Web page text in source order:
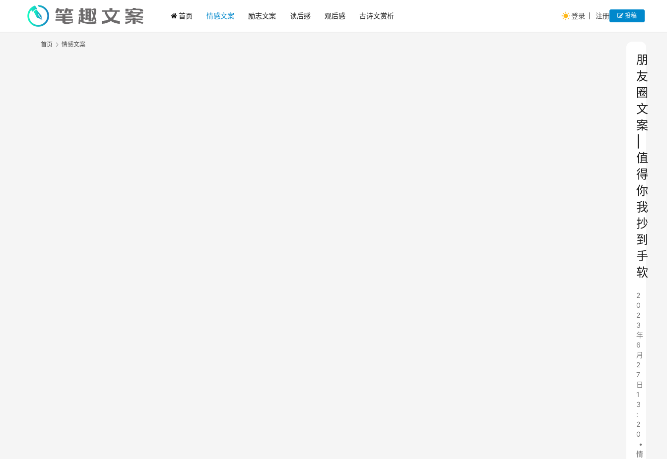
首页 情感文案 励志文案 读后感 观后感 古诗文赏析 登录 注册 投稿
首页 情感文案
朋
友
圈
文
案
值
得
你
我
抄
到
手
软
2
0
2
3
年
6
月
2
7
日
1
3
:
2
0
•
情